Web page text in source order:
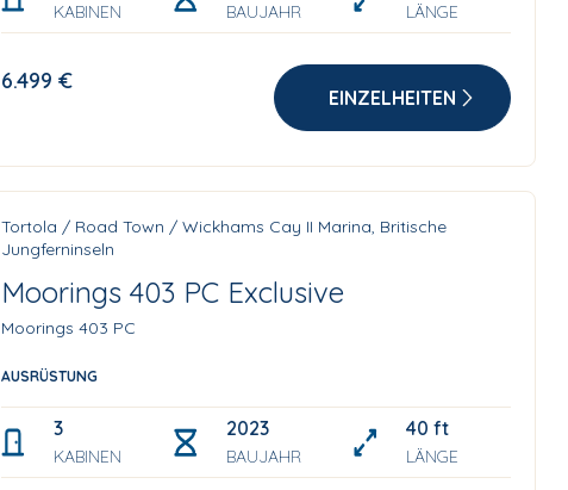
KABINEN BAUJAHR LÄNGE
6.499 €
EINZELHEITEN
Tortola / Road Town / Wickhams Cay II Marina, Britische
Jungferninseln
Moorings 403 PC Exclusive
Moorings 403 PC
AUSRÜSTUNG
3
KABINEN
2023
BAUJAHR
40 ft
LÄNGE